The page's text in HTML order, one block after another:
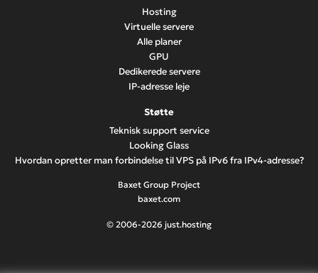
Hosting
Virtuelle servere
Alle planer
GPU
Dedikerede servere
IP-adresse leje
Støtte
Teknisk support service
Looking Glass
Hvordan opretter man forbindelse til VPS på IPv6 fra IPv4-adresse?
Baxet Group Project
baxet.com
© 2006-2026 just.hosting